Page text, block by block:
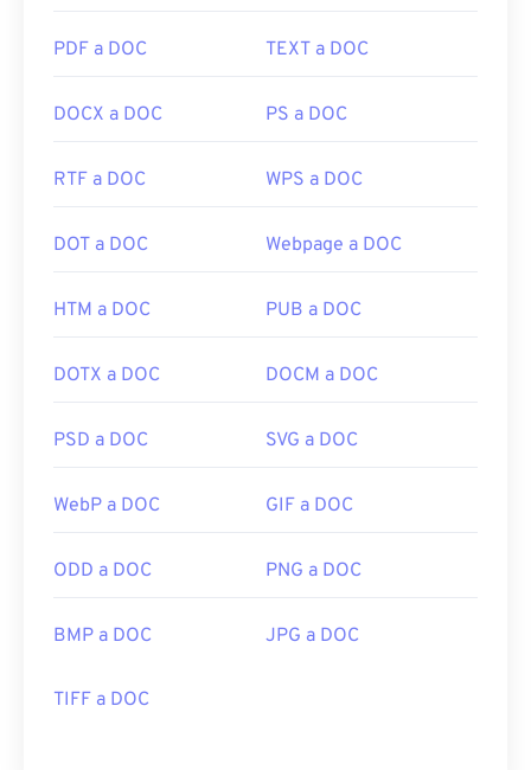
PDF a DOC TEXT a DOC
DOCX a DOC PS a DOC
RTF a DOC WPS a DOC
DOT a DOC Webpage a DOC
HTM a DOC PUB a DOC
DOTX a DOC DOCM a DOC
PSD a DOC SVG a DOC
WebP a DOC GIF a DOC
ODD a DOC PNG a DOC
BMP a DOC JPG a DOC
TIFF a DOC